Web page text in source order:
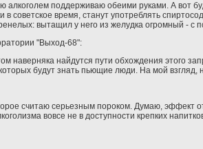
алкоголем поддерживаю обеими руками. А вот
в советское время, станут употреблять
вытащил у него из желудка огромный - с
"Выход-68":
наверняка найдутся пути обхождения этого
будут знать пьющие люди. На мой
считаю серьезным пороком. Думаю, эффект
вовсе не в доступности крепких